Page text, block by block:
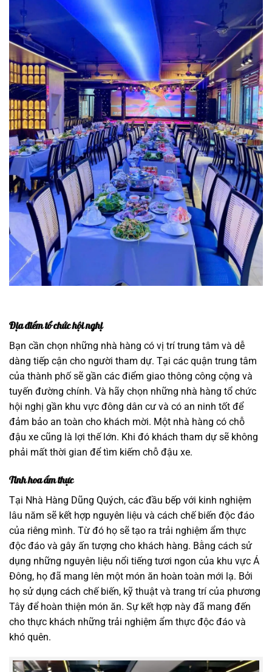
Địa điểm tổ chức hội nghị
Bạn cần chọn những nhà hàng có vị trí trung tâm và dễ
dàng tiếp cận cho người tham dự. Tại các quận trung tâm
của thành phố sẽ gần các điểm giao thông công cộng và
tuyến đường chính. Và hãy chọn những nhà hàng tổ chức
hội nghị gần khu vực đông dân cư và có an ninh tốt để
đảm bảo an toàn cho khách mời. Một nhà hàng có chỗ
đậu xe cũng là lợi thế lớn. Khi đó khách tham dự sẽ không
phải mất thời gian để tìm kiếm chỗ đậu xe.
Tinh hoa ẩm thực
Tại Nhà Hàng Dũng Quých, các đầu bếp với kinh nghiệm
lâu năm sẽ kết hợp nguyên liệu và cách chế biến độc đáo
của riêng mình. Từ đó họ sẽ tạo ra trải nghiệm ẩm thực
độc đáo và gây ấn tượng cho khách hàng. Bằng cách sử
dụng những nguyên liệu nổi tiếng tươi ngon của khu vực Á
Đông, họ đã mang lên một món ăn hoàn toàn mới lạ. Bởi
họ sử dụng cách chế biến, kỹ thuật và trang trí của phương
Tây để hoàn thiện món ăn. Sự kết hợp này đã mang đến
cho thực khách những trải nghiệm ẩm thực độc đáo và
khó quên.